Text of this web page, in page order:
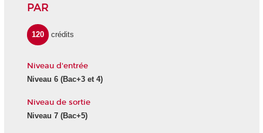
PAR
120 crédits
Niveau d'entrée
Niveau 6(Bac+3 et 4)
Niveau de sortie
Niveau 7(Bac+5)